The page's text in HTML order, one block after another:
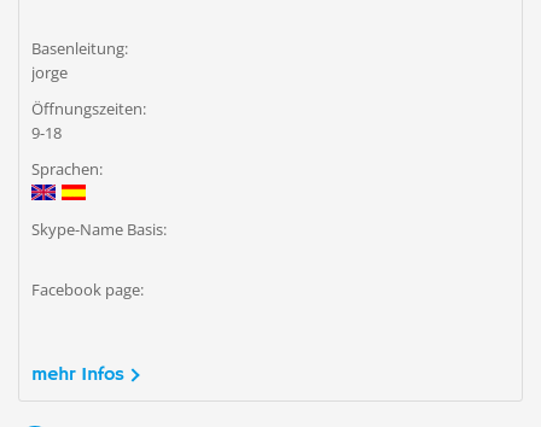
Basenleitung:
jorge
Öffnungszeiten:
9-18
Sprachen:
Skype-Name Basis:
Facebook page:
mehr Infos